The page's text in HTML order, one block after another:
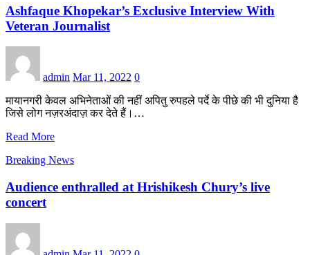
Ashfaque Khopekar’s Exclusive Interview With
Veteran Journalist
admin Mar 11, 2022 0
मायानगरी केवल अभिनेताओं की नहीं अपितु रुपहले पर्दे के पीछे की भी दुनिया है
जिसे लोग नज़रअंदाज़ कर देते हैं।…
Read More
Breaking News
Audience enthralled at Hrishikesh Chury’s live
concert